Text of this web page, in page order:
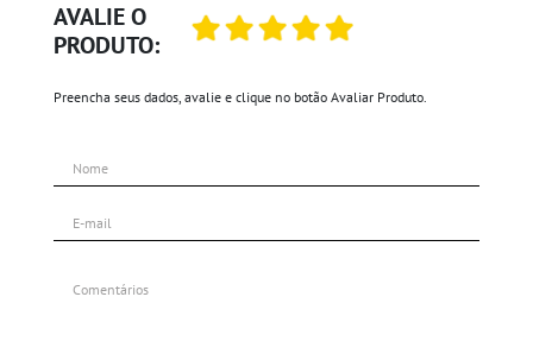
AVALIE O
PRODUTO:
Preencha seus dados, avalie e clique no botão Avaliar Produto.